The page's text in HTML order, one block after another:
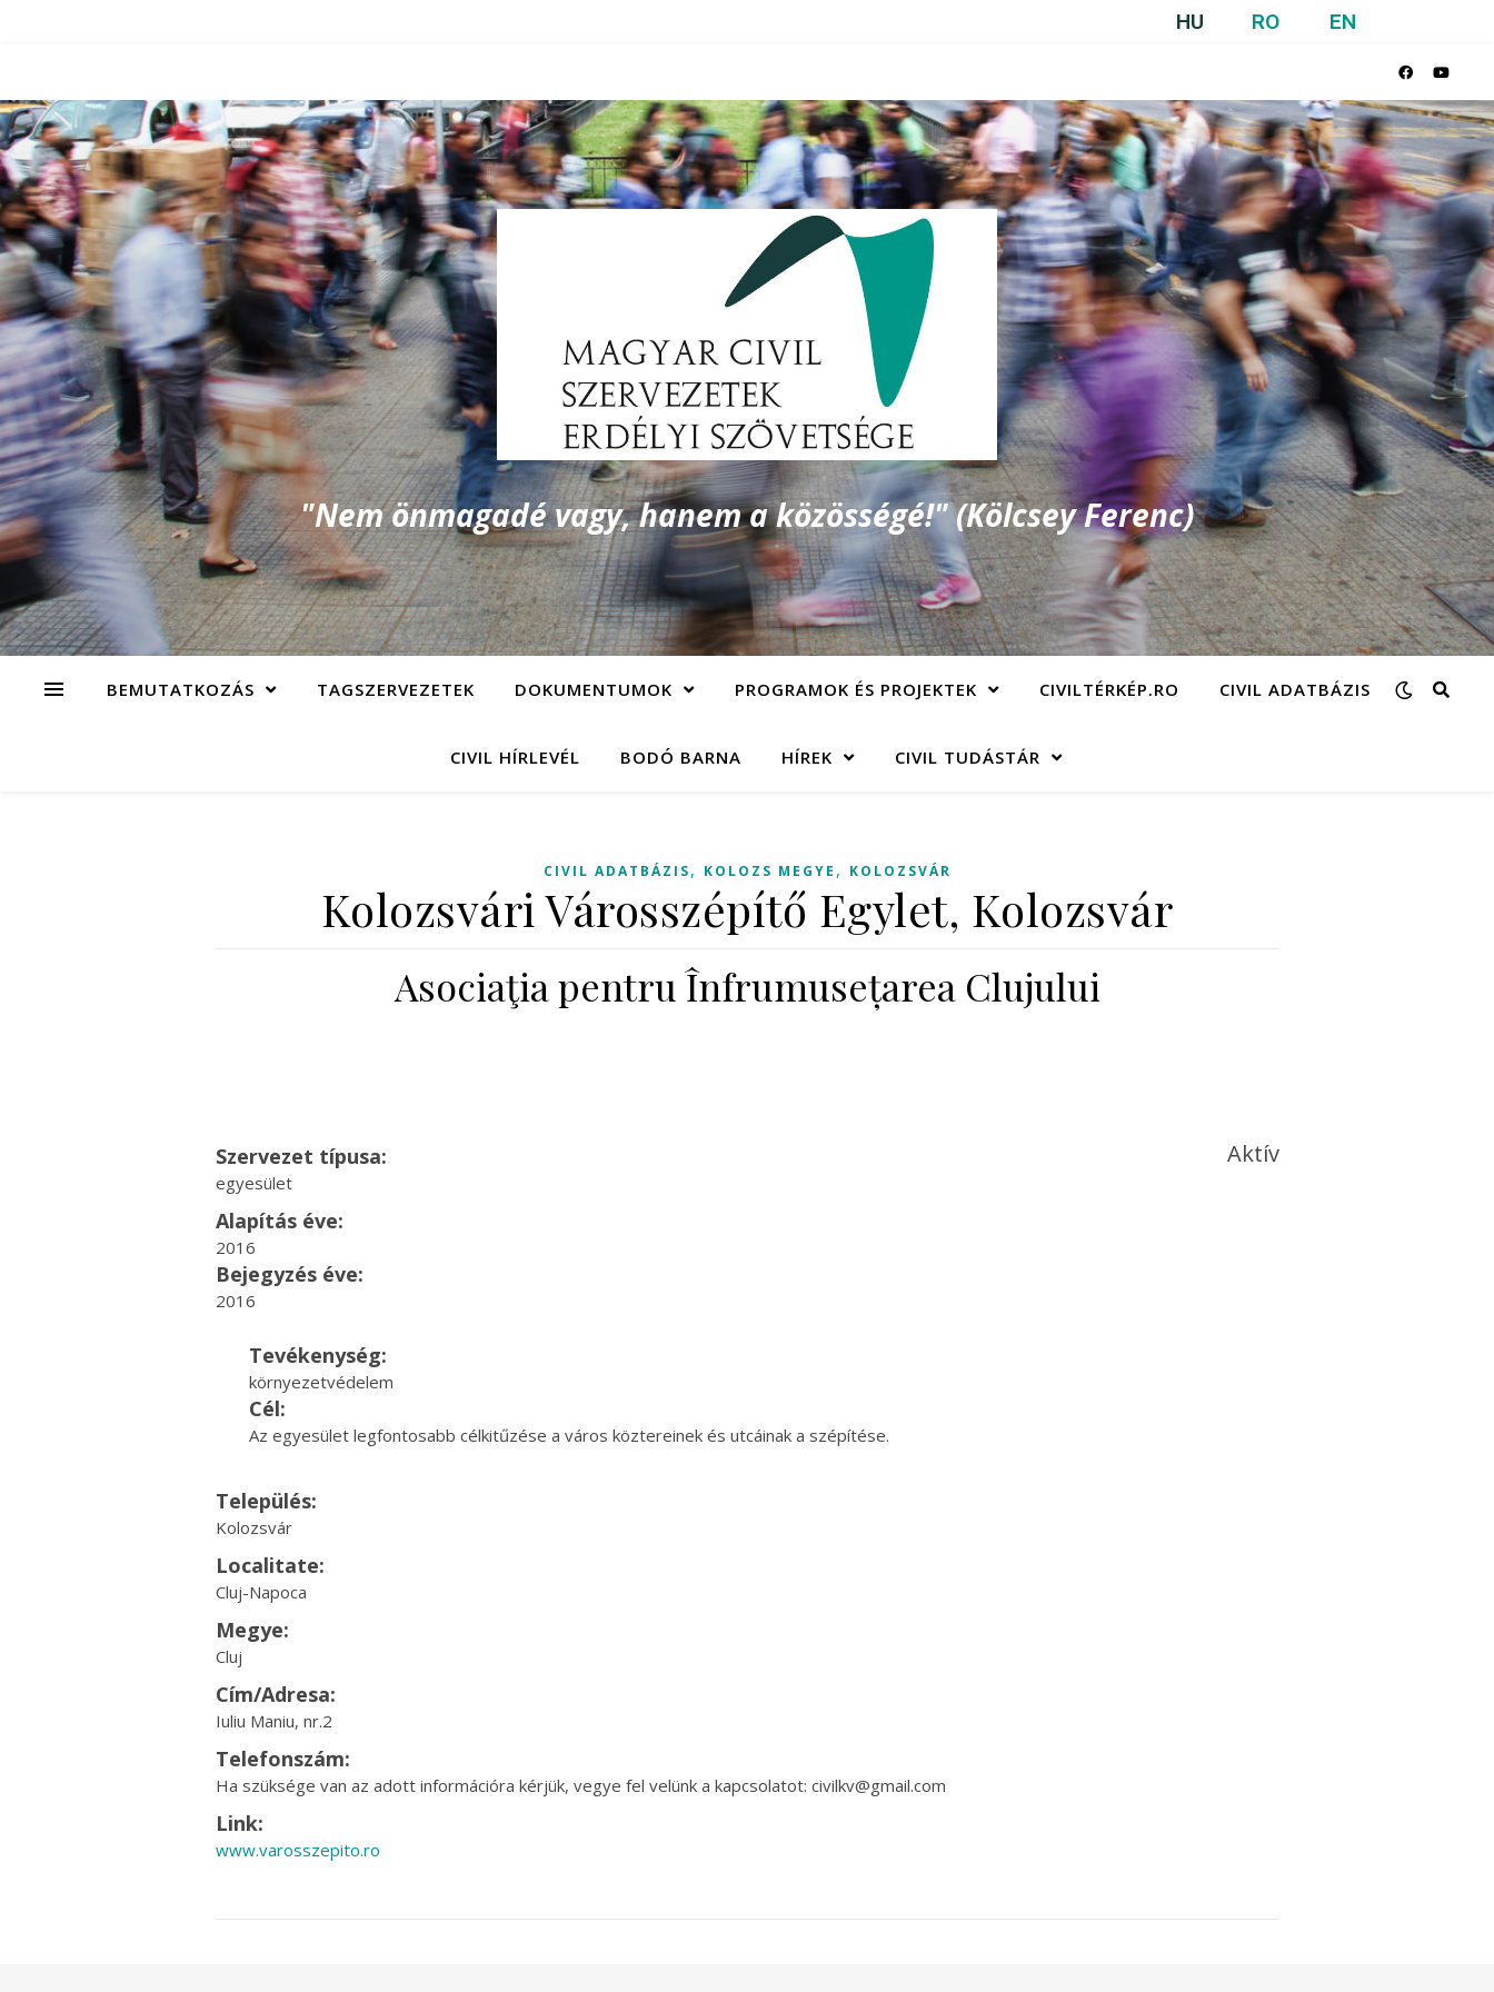
HU RO EN
"Nem önmagadé vagy, hanem a közösségé!" (Kölcsey Ferenc)
BEMUTATKOZÁS TAGSZERVEZETEK DOKUMENTUMOK PROGRAMOK ÉS PROJEKTEK CIVILTÉRKÉP.RO CIVIL ADATBÁZIS
CIVIL HÍRLEVÉL BODÓ BARNA HÍREK CIVIL TUDÁSTÁR
CIVIL ADATBÁZIS, KOLOZS MEGYE , KOLOZSVÁR
Kolozsvári Városszépítő Egylet, Kolozsvár
Asociaţia pentru Înfrumusețarea Clujului
Szervezet típusa:
egyesület
Aktív
Alapítás éve:
2016
Bejegyzés éve:
2016
Tevékenység:
környezetvédelem
Cél:
Az egyesület legfontosabb célkitűzése a város köztereinek és utcáinak a szépítése.
Település:
Kolozsvár
Localitate:
Cluj-Napoca
Megye:
Cluj
Cím/Adresa:
Iuliu Maniu, nr.2
Telefonszám:
Ha szüksége van az adott információra kérjük, vegye fel velünk a kapcsolatot: civilkv@gmail.com
Link:
www.varosszepito.ro